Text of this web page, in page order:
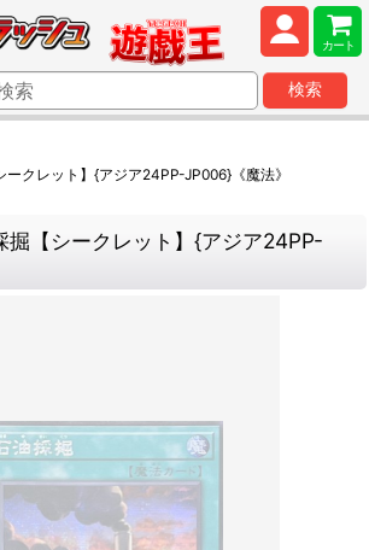
カート
検索
クレット】{アジア24PP-JP006}《魔法》
【シークレット】{アジア24PP-